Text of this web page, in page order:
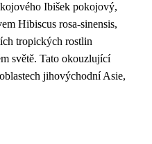
Ibišek pokojový,
Hibiscus rosa-sinensis,
tropických rostlin
světě. Tato okouzlující
jihovýchodní Asie,